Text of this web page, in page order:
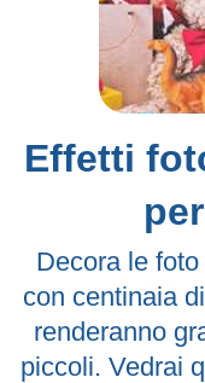
Effetti
Decora le
con centinaia
renderanno
piccoli. Vedrai